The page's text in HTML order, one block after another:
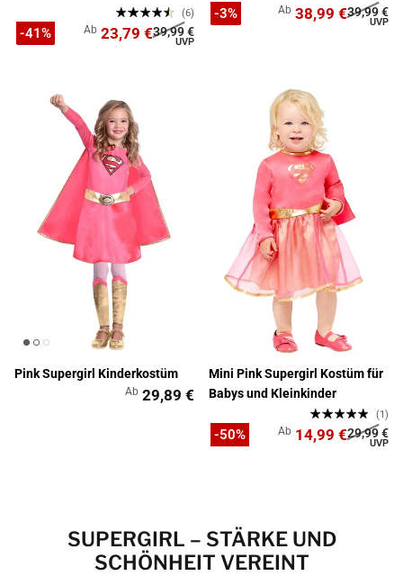
(6)
Ab 23,79 €39,99 €
-41%
Ab 38,99 €39,99 €
-3%
Pink Supergirl Kinderkostüm
Ab 29,89 €
Mini Pink Supergirl Kostüm für
Babys und Kleinkinder
(1)
Ab 14,99 €29,99 €
-50%
SUPERGIRL – STÄRKE UND
SCHÖNHEIT VEREINT